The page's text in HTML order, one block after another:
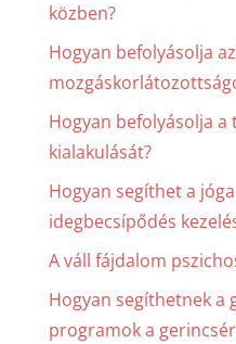
közben?
Hogyan befolyásolja
Hogyan befolyásolja
kialakulását?
Hogyan segíthet a
idegbecsípődés
A váll fájdalom
Hogyan segíthetnek a
programok a